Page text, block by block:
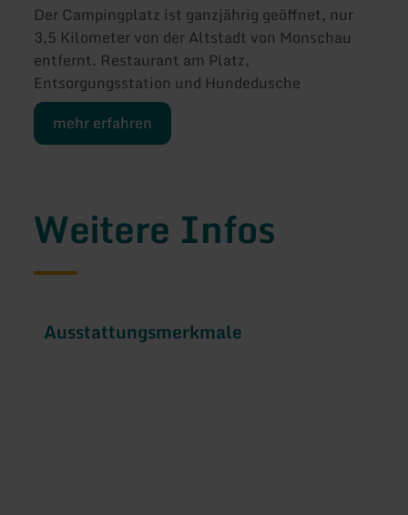
Der Campingplatz ist ganzjährig geöffnet, nur
3,5 Kilometer von der Altstadt von Monschau
entfernt. Restaurant am Platz,
Entsorgungsstation und Hundedusche
mehr erfahren
Weitere Infos
Ausstattungsmerkmale